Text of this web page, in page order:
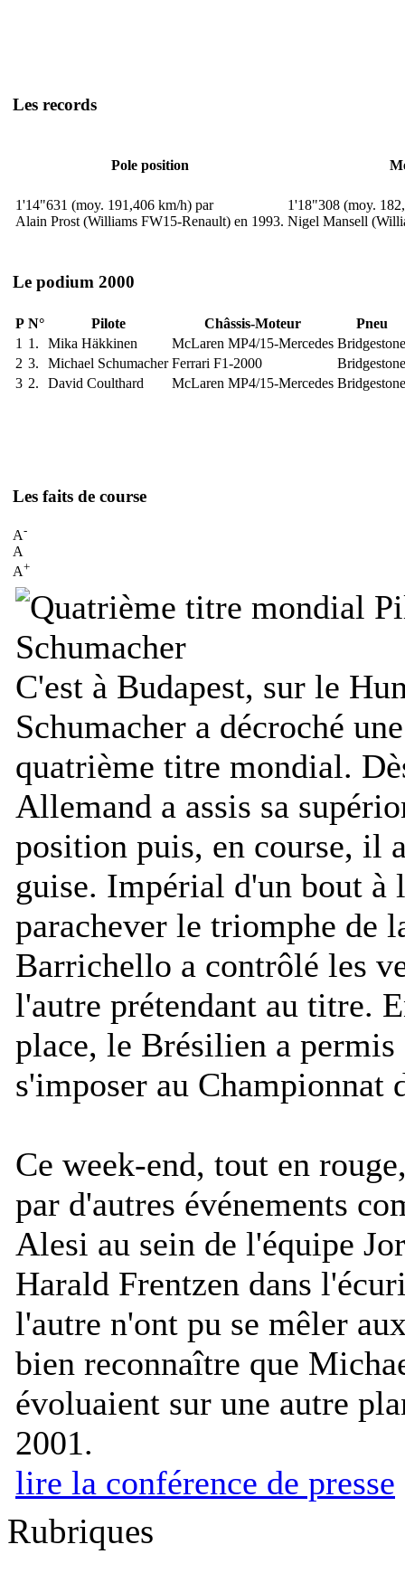
Les records
Pole position
1'14"631 (moy. 191,406 km/h) par
Alain Prost (Williams FW15-Renault) en 1993.
1'18"308 (moy.
Nigel Mansell
Le podium 2000
P N° Pilote Châssis-Moteur
Pneu
1 1. Mika Häkkinen McLaren MP4/15-Mercedes Bridgestone
2 3. Michael Schumacher Ferrari F1-2000
Bridgestone
3 2. David Coulthard McLaren MP4/15-Mercedes Bridgestone
Les faits de course
A-
A
A+
C'est à Budapest, sur le
Schumacher a décroché
quatrième titre mondial.
Allemand a assis sa
position puis, en course, il
guise. Impérial d'un bout à
parachever le triomphe de
Barrichello a contrôlé les
l'autre prétendant au titre.
place, le Brésilien a
s'imposer au Championnat
Ce week-end, tout en
par d'autres événements
Alesi au sein de l'équipe
Harald Frentzen dans
l'autre n'ont pu se mêler
bien reconnaître que
évoluaient sur une autre
2001.
lire la conférence de presse
Rubriques